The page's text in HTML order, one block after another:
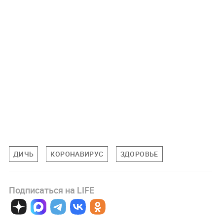
ДИЧЬ КОРОНАВИРУС ЗДОРОВЬЕ
Подписаться на LIFE